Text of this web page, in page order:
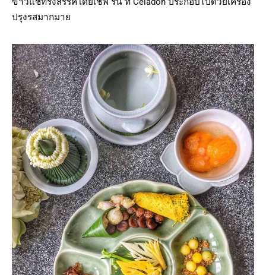
ปรุงรสมากมาย